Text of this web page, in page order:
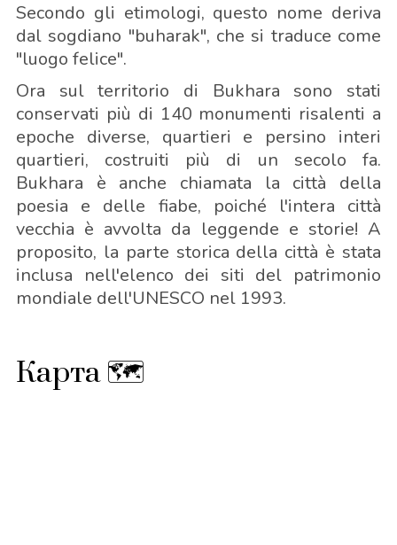
Secondo gli etimologi, questo nome deriva
dal sogdiano "buharak", che si traduce come
"luogo felice".
Ora sul territorio di Bukhara sono stati
conservati più di 140 monumenti risalenti a
epoche diverse, quartieri e persino interi
quartieri, costruiti più di un secolo fa.
Bukhara è anche chiamata la città della
poesia e delle fiabe, poiché l'intera città
vecchia è avvolta da leggende e storie! A
proposito, la parte storica della città è stata
inclusa nell'elenco dei siti del patrimonio
mondiale dell'UNESCO nel 1993.
Карта 🗺